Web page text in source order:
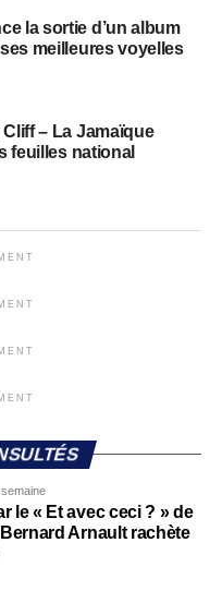
la sortie d’un album
meilleures voyelles
– La Jamaïque
feuilles national
le « Et avec ceci ? » de
Arnault rachète